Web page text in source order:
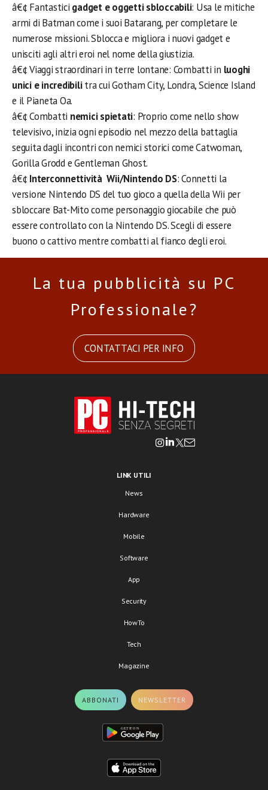
â€¢ Fantastici gadget e oggetti sbloccabili: Usa le mitiche
armi di Batman come i suoi Batarang, per completare le
numerose missioni. Sblocca e migliora i nuovi gadget e
unisciti agli altri eroi nel nome della giustizia.
â€¢ Viaggi straordinari in terre lontane: Combatti in luoghi
unici e incredibilitra cui Gotham City, Londra, Science Island
e il Pianeta Oa.
â€¢ Combatti nemici spietati: Proprio come nello show
televisivo, inizia ogni episodio nel mezzo della battaglia
seguita dagli incontri con nemici storici come Catwoman,
Gorilla Grodd e Gentleman Ghost.
â€¢ Interconnettività Wii/Nintendo DS: Connetti la
versione Nintendo DS del tuo gioco a quella della Wii per
sbloccare Bat-Mito come personaggio giocabile che può
essere controllato con la Nintendo DS. Scegli di essere
buono o cattivo mentre combatti al fianco degli eroi.
La tua pubblicità su PC
Professionale?
CONTATTACI PER INFO
LINK UTILI
News
Hardware
Mobile
Software
App
Security
HowTo
Tech
Magazine
ABBONATI NEWSLETTER